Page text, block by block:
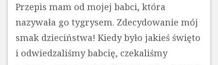
Przepis mam od mojej babci, która
nazywała go tygrysem. Zdecydowanie mój
smak dzieciństwa! Kiedy było jakieś święto
i odwiedzaliśmy babcię, czekaliśmy